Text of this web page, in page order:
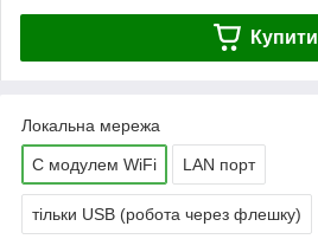
Купити
Локальна мережа
C модулем WiFi LAN порт
тільки USB (робота через флешку)